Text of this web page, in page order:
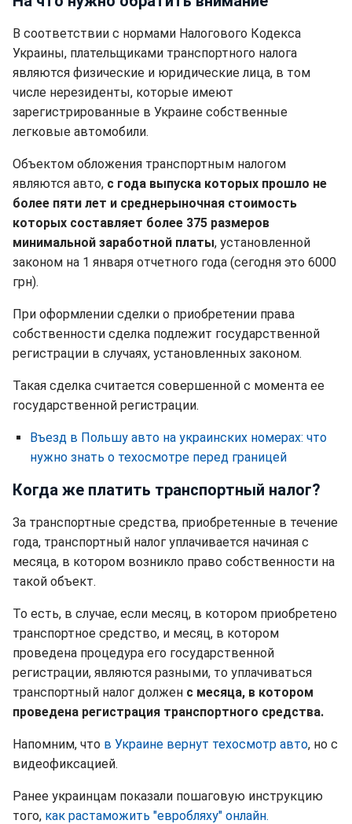
В соответствии с нормами Налогового Кодекса
Украины, плательщиками транспортного налога
являются физические и юридические лица, в том
числе нерезиденты, которые имеют
зарегистрированные в Украине собственные
легковые автомобили.
Объектом обложения транспортным налогом
являются авто, с года выпуска которых прошло не
более пяти лет и среднерыночная стоимость
которых составляет более 375 размеров
минимальной заработной платы, установленной
законом на 1 января отчетного года (сегодня это 6000
грн).
При оформлении сделки о приобретении права
собственности сделка подлежит государственной
регистрации в случаях, установленных законом.
Такая сделка считается совершенной с момента ее
государственной регистрации.
Въезд в Польшу авто на украинских номерах: что
нужно знать о техосмотре перед границей
Когда же платить транспортный налог?
За транспортные средства, приобретенные в течение
года, транспортный налог уплачивается начиная с
месяца, в котором возникло право собственности на
такой объект.
То есть, в случае, если месяц, в котором приобретено
транспортное средство, и месяц, в котором
проведена процедура его государственной
регистрации, являются разными, то уплачиваться
транспортный налог должен с месяца, в котором
проведена регистрация транспортного средства.
Напомним, что в Украине вернут техосмотр авто, но с
видеофиксацией.
Ранее украинцам показали пошаговую инструкцию
того, как растаможить "евробляху" онлайн.